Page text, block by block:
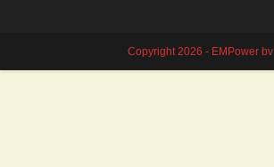
Copyright 2026 - EMPower bv